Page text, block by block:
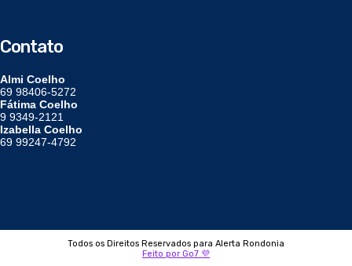
Contato
Almi Coelho
69 98406-5272
Fátima Coelho
9 9349-2121
Izabella Coelho
69 99247-4792
Todos os Direitos Reservados para Alerta Rondonia
Feito por Go7 💜